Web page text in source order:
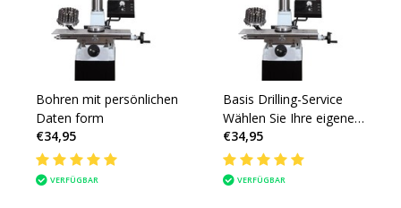
Bohren mit persönlichen
Daten form
€34,95
VERFÜGBAR
Basis Drilling-Service
Wählen Sie Ihre eigene
Bohrung
€34,95
VERFÜGBAR